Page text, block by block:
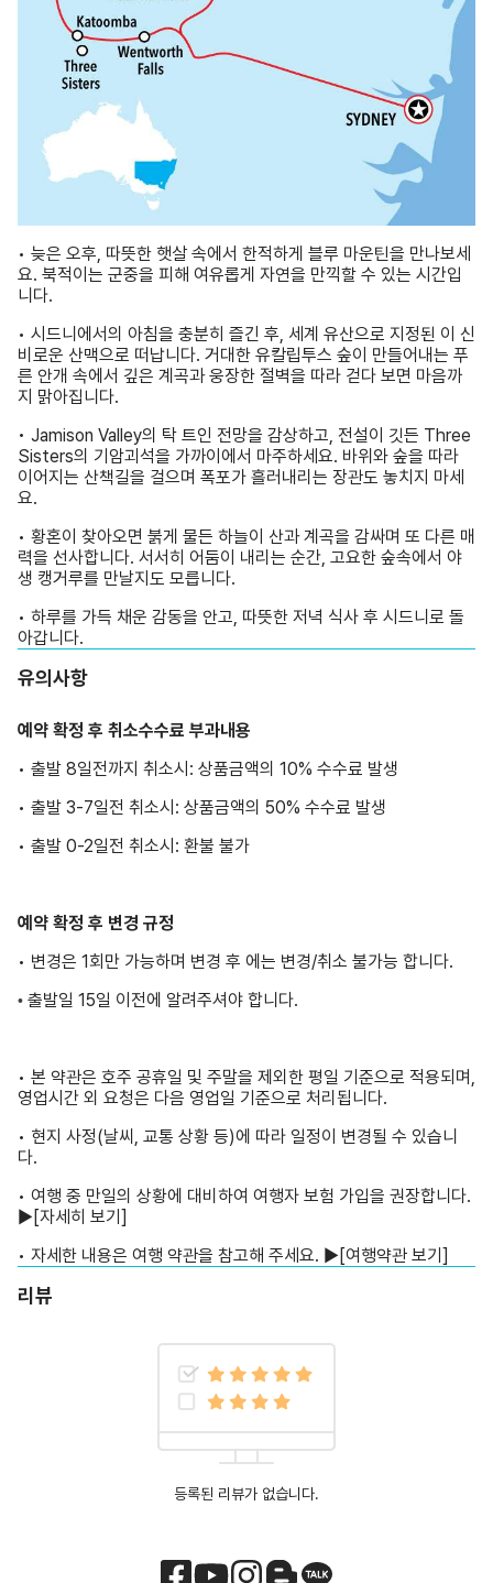
• 늦은 오후, 따뜻한 햇살 속에서 한적하게 블루 마운틴을 만나보세
요. 북적이는 군중을 피해 여유롭게 자연을 만끽할 수 있는 시간입
니다.
• 시드니에서의 아침을 충분히 즐긴 후, 세계 유산으로 지정된 이 신
비로운 산맥으로 떠납니다. 거대한 유칼립투스 숲이 만들어내는 푸
른 안개 속에서 깊은 계곡과 웅장한 절벽을 따라 걷다 보면 마음까
지 맑아집니다.
• Jamison Valley의 탁 트인 전망을 감상하고, 전설이 깃든 Three
Sisters의 기암괴석을 가까이에서 마주하세요. 바위와 숲을 따라
이어지는 산책길을 걸으며 폭포가 흘러내리는 장관도 놓치지 마세
요.
• 황혼이 찾아오면 붉게 물든 하늘이 산과 계곡을 감싸며 또 다른 매
력을 선사합니다. 서서히 어둠이 내리는 순간, 고요한 숲속에서 야
생 캥거루를 만날지도 모릅니다.
• 하루를 가득 채운 감동을 안고, 따뜻한 저녁 식사 후 시드니로 돌
아갑니다.
유의사항
예약 확정 후 취소수수료 부과내용
• 출발 8일전까지 취소시: 상품금액의 10% 수수료 발생
• 출발 3-7일전 취소시: 상품금액의 50% 수수료 발생
• 출발 0-2일전 취소시: 환불 불가
예약 확정 후 변경 규정
• 변경은 1회만 가능하며 변경 후 에는 변경/취소 불가능 합니다.
• 출발일 15일 이전에 알려주셔야 합니다.
• 본 약관은 호주 공휴일 및 주말을 제외한 평일 기준으로 적용되며,
영업시간 외 요청은 다음 영업일 기준으로 처리됩니다.
• 현지 사정(날씨, 교통 상황 등)에 따라 일정이 변경될 수 있습니
다.
• 여행 중 만일의 상황에 대비하여 여행자 보험 가입을 권장합니다.
▶ [자세히 보기]
• 자세한 내용은 여행 약관을 참고해 주세요. ▶ [여행약관 보기]
리뷰
등록된 리뷰가 없습니다.